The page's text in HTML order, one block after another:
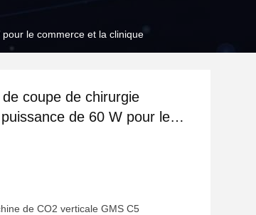
le commerce et la clinique
coupe de chirurgie
de 60 W pour le
de CO2 verticale GMS C5